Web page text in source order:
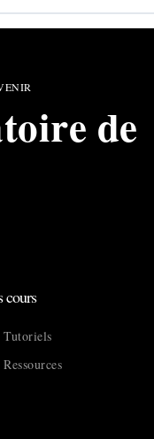
de
cours
Tutoriels
Ressources